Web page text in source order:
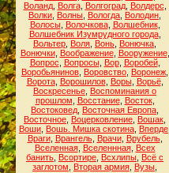
Воланд, Волга, Волгоград, Волдерс
Волки Волны Вологда Володин
Волосы, Волочкова, Волшебник,
Волшебник Изумрудного города,
Вольтер Воля Вонь Вонючка
Вонючки, Воображение, Вооружение,
Вопрос
Вопросы, Вор, Воробей,
Воробьянинов Воровство Воронеж
Ворота, Ворошилов, Воры, Ворьё,
Воскресенье Воспоминания о
прошлом
Восстание, Восток,
Востоковед Восточная Европа
Восточное Воцерковление Вошак
Воши Вошь. Мишка скотина Вперде
Враги, Врангель, Врачи, Врубель,
Вселенная, Вселеннная, Всех
банить Всортире Всхлипы Всё с
заглотом
Вторая армия Вузы